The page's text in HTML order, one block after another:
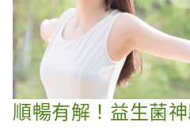
順暢有解！益生菌